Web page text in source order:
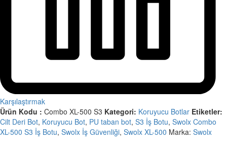
Karşılaştırmak
Ürün Kodu : Combo XL-500 S3 Kategori: Koruyucu Botlar Etiketler:
Cilt Deri Bot, Koruyucu Bot, PU taban bot, S3 İş Botu, Swolx Combo
XL-500 S3 İş Botu, Swolx İş Güvenliği, Swolx XL-500 Marka: Swolx